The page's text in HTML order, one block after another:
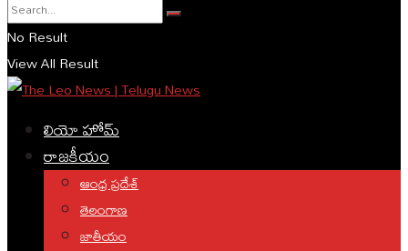
No Result
View All Result
లియో హోమ్
రాజకీయం
ఆంధ్ర ప్రదేశ్
తెలంగాణ
జాతీయం